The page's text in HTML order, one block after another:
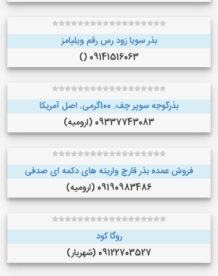
بذر سویا زود رس رقم ویلیامز
09141516063 ()
بذرگوجه‌ سوپر چف. 100گرمی. اصل آمریکا
09337743083 (ارومیه)
فروش عمده بذر قارچ واریته های دکمه ای صدفی
09190983486 (ارومیه)
روگا کود
09122703527 (شهریار)